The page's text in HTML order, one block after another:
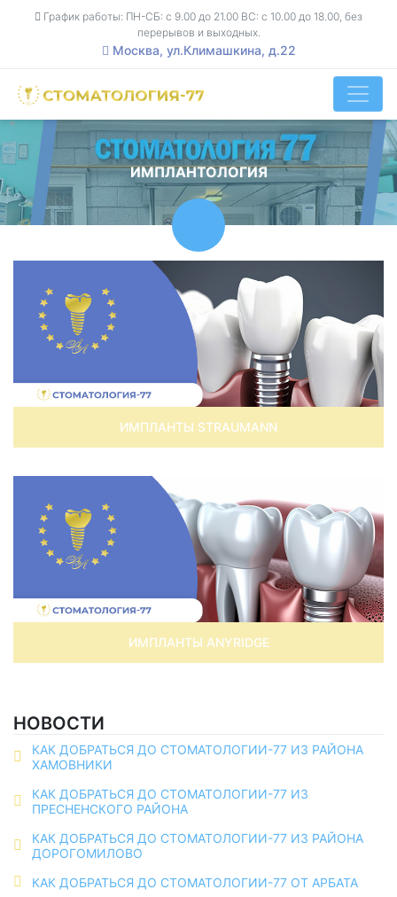
График работы: ПН-СБ: с 9.00 до 21.00 ВС: с 10.00 до 18.00, без
перерывов и выходных.
Москва, ул.Климашкина, д.22
ИМПЛАНТОЛОГИЯ
ИМПЛАНТЫ STRAUMANN
ИМПЛАНТЫ ANYRIDGE
НОВОСТИ
КАК ДОБРАТЬСЯ ДО СТОМАТОЛОГИИ-77 ИЗ РАЙОНА
ХАМОВНИКИ
КАК ДОБРАТЬСЯ ДО СТОМАТОЛОГИИ-77 ИЗ
ПРЕСНЕНСКОГО РАЙОНА
КАК ДОБРАТЬСЯ ДО СТОМАТОЛОГИИ-77 ИЗ РАЙОНА
ДОРОГОМИЛОВО
КАК ДОБРАТЬСЯ ДО СТОМАТОЛОГИИ-77 ОТ АРБАТА